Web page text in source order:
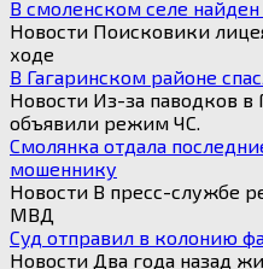
В смоленском селе
Новости Поисковики
ходе
В Гагаринском районе
Новости Из-за паводков в
объявили режим ЧС.
Смолянка отдала
мошеннику
Новости В пресс-службе
МВД
Суд отправил в колонию
Новости Два года назад